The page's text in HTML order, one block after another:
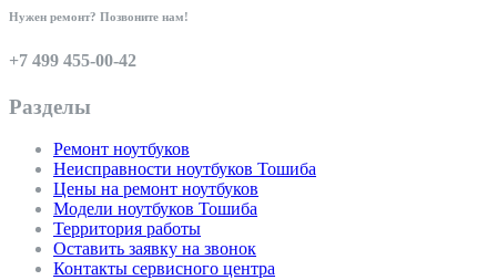
Нужен ремонт? Позвоните нам!
+7 499 455-00-42
Разделы
Ремонт ноутбуков
Неисправности ноутбуков Тошиба
Цены на ремонт ноутбуков
Модели ноутбуков Тошиба
Территория работы
Оставить заявку на звонок
Контакты сервисного центра